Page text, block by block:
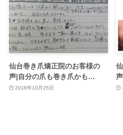
仙台巻き爪矯正院のお客様の
声|自分の爪も巻き爪かも…
2018年10月25日